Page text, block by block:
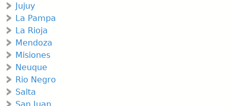
Jujuy
La Pampa
La Rioja
Mendoza
Misiones
Neuque
Rio Negro
Salta